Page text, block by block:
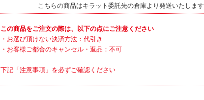
こちらの商品はキラット委託先の倉庫より発送いたします
この商品をご注文の際は、以下の点にご注意ください
・お選び頂けない決済方法：代引き
・お客様ご都合のキャンセル・返品：不可
下記「注意事項」を必ずご確認ください